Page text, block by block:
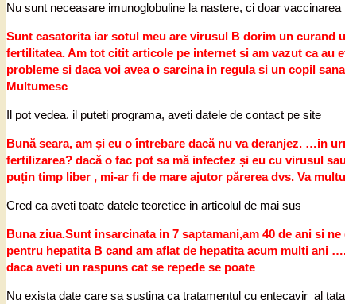
Nu sunt neceasare imunoglobuline la nastere, ci doar vaccinarea
Sunt casatorita iar sotul meu are virusul B dorim un curand
fertilitatea. Am tot citit articole pe internet si am vazut ca au
probleme si daca voi avea o sarcina in regula si un copil
Multumesc
Il pot vedea. il puteti programa, aveti datele de contact pe site
Bună seara, am și eu o întrebare dacă nu va deranjez. …in
fertilizarea? dacă o fac pot sa mă infectez și eu cu virusul
puțin timp liber , mi-ar fi de mare ajutor părerea dvs. Va
Cred ca aveti toate datele teoretice in articolul de mai sus
Buna ziua.Sunt insarcinata in 7 saptamani,am 40 de ani si
pentru hepatita B cand am aflat de hepatita acum multi ani
daca aveti un raspuns cat se repede se poate
Nu exista date care sa sustina ca tratamentul cu entecavir al